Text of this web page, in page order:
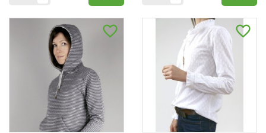
favorite_border favorite_border